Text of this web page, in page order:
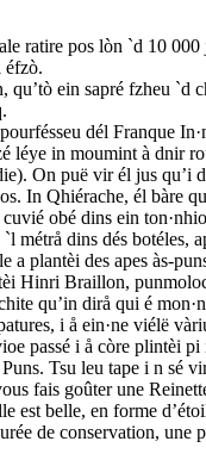
ratire pos lòn `d 10
éfzò.
ein sapré fzheu
dél Franque
in moumint à dnir
On puë vir él jus
In Qhiérache, él bàre
obé dins ein
métrå dins dés
a plantèi des apes às-
Hinri Braillon,
qu’in dirå qui é
i å ein·ne viélë
passé i å còre plintèi
Tsu leu tape i n sé
fais goûter une
belle, en forme
de conservation, une